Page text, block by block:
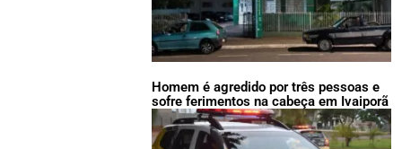
Homem é agredido por três pessoas e
sofre ferimentos na cabeça em Ivaiporã